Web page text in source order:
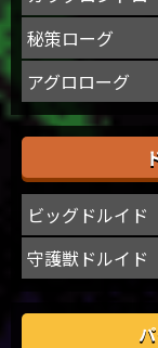
秘策ローグ
アグロローグ
ビッグドルイド
守護獣ドルイド